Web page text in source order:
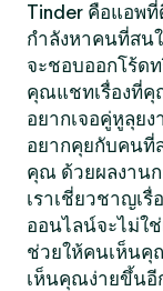
Tinder คือแอพ
กำลังหาคนที่สน
จะชอบออกโร้ด
คุณแชทเรื่องที่
อยากเจอคู่หูลุย
อยากคุยกับคนที่
คุณ ด้วยผลงาน
เราเชี่ยวชาญเ
ออนไลน์จะไม่ใ
ช่วยให้คนเห็นคุ
เห็นคุณง่ายขึ้นอี